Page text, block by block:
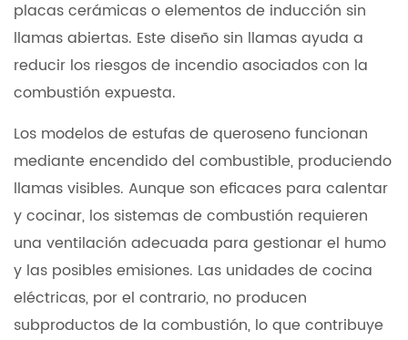
placas cerámicas o elementos de inducción sin
llamas abiertas. Este diseño sin llamas ayuda a
reducir los riesgos de incendio asociados con la
combustión expuesta.
Los modelos de estufas de queroseno funcionan
mediante encendido del combustible, produciendo
llamas visibles. Aunque son eficaces para calentar
y cocinar, los sistemas de combustión requieren
una ventilación adecuada para gestionar el humo
y las posibles emisiones. Las unidades de cocina
eléctricas, por el contrario, no producen
subproductos de la combustión, lo que contribuye